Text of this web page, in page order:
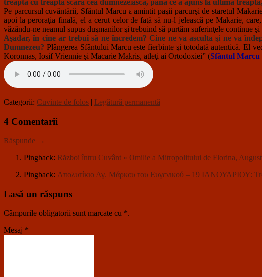
treaptă cu treaptă scara cea dumnezeiască, până ce a ajuns la ultima
Pe parcursul cuvântării, Sfântul Marcu a amintit paşii parcurşi de stareţul
apoi la peroraţia finală, el a cerut celor de faţă să nu-l jelească pe Makarie,
văzându-ne neamul supus duşmanilor şi trebuind să purtăm suferinţele continue
Aşadar, în cine ar trebui să ne încredem? Cine ne va asculta şi ne va
Dumnezeu? Plângerea Sfântului Marcu este fierbinte şi totodată autentică. El
Koronnas, Iosif Vriennie şi Macarie Makris, atleţi ai Ortodoxiei” (Sfântul Marcu
Categorii: Cuvinte de folos | Legătură permanentă
4 Comentarii
Răspunde →
Pingback: Război întru Cuvânt » Omilie a Mitropolitului de Florina,
Pingback: Απολυτίκιο Αγ. Μάρκου του Ευγενικού – 19 ΙΑΝΟΥΑΡΙΟΥ:
Lasă un răspuns
Câmpurile obligatorii sunt marcate cu *.
Mesaj *